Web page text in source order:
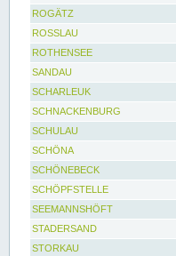
ROGÄTZ
ROSSLAU
ROTHENSEE
SANDAU
SCHARLEUK
SCHNACKENBURG
SCHULAU
SCHÖNA
SCHÖNEBECK
SCHÖPFSTELLE
SEEMANNSHÖFT
STADERSAND
STORKAU